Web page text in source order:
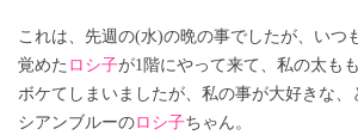
これは、先週の(水)の晩の事でしたが、いつ
覚めた ロシ子が1階にやって来て、私の太も
ボケてしまいましたが、私の事が大好きな、
シアンブルーのロシ子ちゃん。